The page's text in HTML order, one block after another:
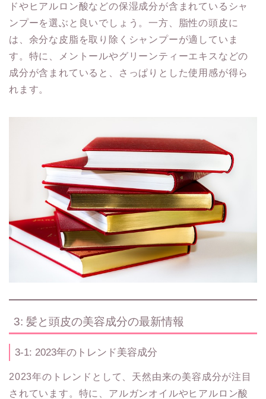
ドやヒアルロン酸などの保湿成分が含まれているシャ
ンプーを選ぶと良いでしょう。一方、脂性の頭皮に
は、余分な皮脂を取り除くシャンプーが適していま
す。特に、メントールやグリーンティーエキスなどの
成分が含まれていると、さっぱりとした使用感が得ら
れます。
3: 髪と頭皮の美容成分の最新情報
3-1: 2023年のトレンド美容成分
2023年のトレンドとして、天然由来の美容成分が注目
されています。特に、アルガンオイルやヒアルロン酸